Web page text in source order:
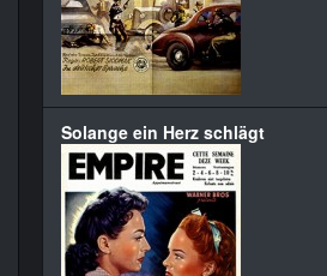
Solange ein Herz schlägt